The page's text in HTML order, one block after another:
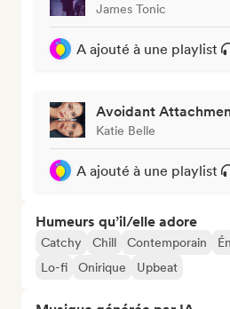
James Tonic
A ajouté à une playlist
Avoidant
Katie Belle
A ajouté à une playlist
Humeurs qu’il/elle adore
Catchy Chill Contemporain
Lo-fi
Onirique Upbeat